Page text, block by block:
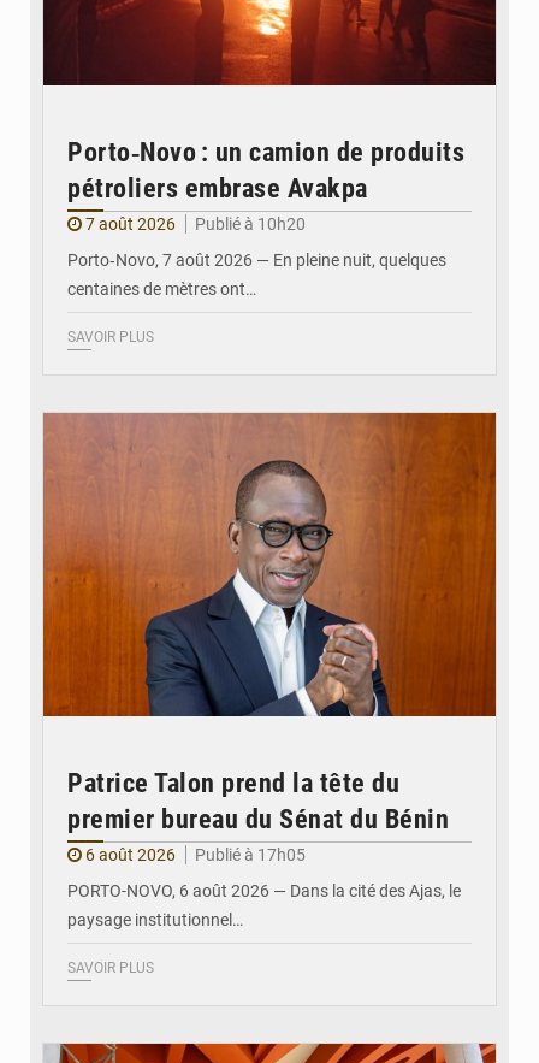
Porto‑Novo : un camion de produits
pétroliers embrase Avakpa
7 août 2026
Publié à 10h20
Porto‑Novo, 7 août 2026 — En pleine nuit, quelques
centaines de mètres ont…
SAVOIR PLUS
Patrice Talon prend la tête du
premier bureau du Sénat du Bénin
6 août 2026
Publié à 17h05
PORTO-NOVO, 6 août 2026 — Dans la cité des Ajas, le
paysage institutionnel…
SAVOIR PLUS